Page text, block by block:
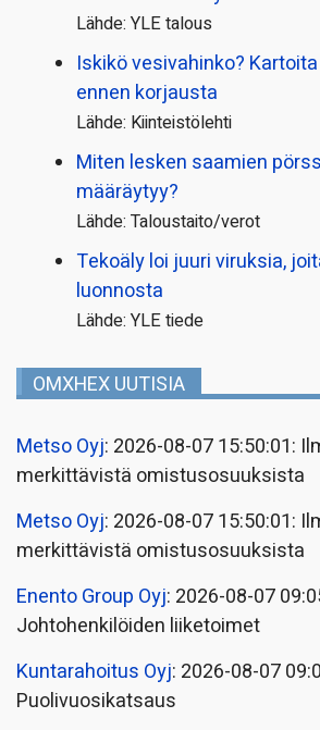
Lähde: YLE talous
Iskikö vesivahinko?
ennen korjausta
Lähde: Kiinteistölehti
Miten lesken saamien
määräytyy?
Lähde: Taloustaito/verot
Tekoäly loi juuri viruksia,
luonnosta
Lähde: YLE tiede
OMXHEX UUTISIA
Metso Oyj: 2026-08-07 15:50:01:
merkittävistä omistusosuuksista
Metso Oyj: 2026-08-07 15:50:01:
merkittävistä omistusosuuksista
Enento Group Oyj: 2026-08-07
Johtohenkilöiden liiketoimet
Kuntarahoitus Oyj: 2026-08-07
Puolivuosikatsaus